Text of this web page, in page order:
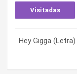
Visitadas
Hey Gigga (Letra)
Hey Gigga (Letra)
Hey Gigga (Letra)